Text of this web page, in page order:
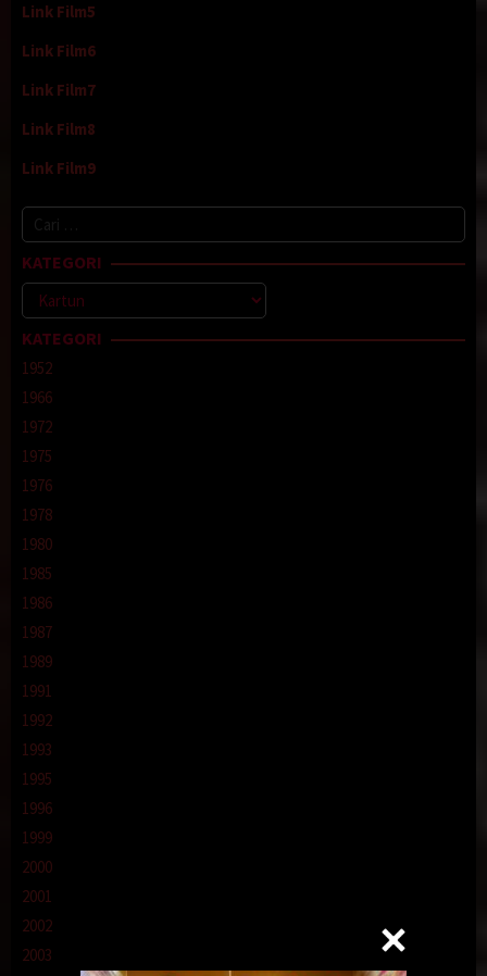
Link Film5
Link Film6
Link Film7
Link Film8
Link Film9
Cari
untuk:
KATEGORI
Kategori
KATEGORI
1952
1966
1972
1975
1976
1978
1980
1985
1986
1987
1989
1991
1992
1993
1995
1996
1999
2000
2001
2002
2003